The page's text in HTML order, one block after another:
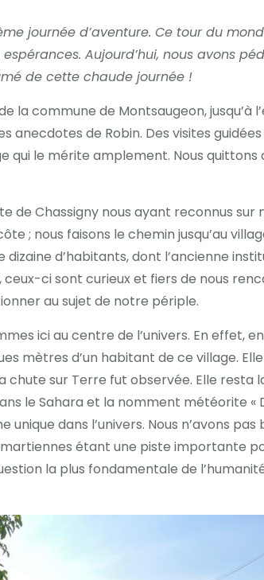
journée d’aventure. Ce tour du
Aujourd’hui, nous avons
de cette chaude journée !
la commune de Montsaugeon, jusqu’à
de Robin. Des visites
qui le mérite amplement. Nous
de Chassigny nous ayant reconnus
; nous faisons le chemin jusqu’au
d’habitants, dont l’ancienne
ci sont curieux et fiers de nous
au sujet de notre périple.
ici au centre de l’univers. En effet,
mètres d’un habitant de ce village.
sur Terre fut observée. Elle resta
le Sahara et la nomment météorite «
dans l’univers. Nous n’avons pas
étant une piste importante
la plus fondamentale de